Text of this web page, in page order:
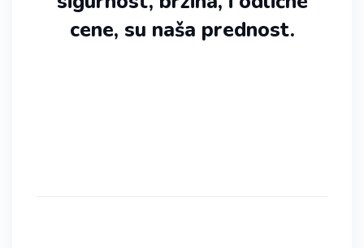
cene, su naša prednost.